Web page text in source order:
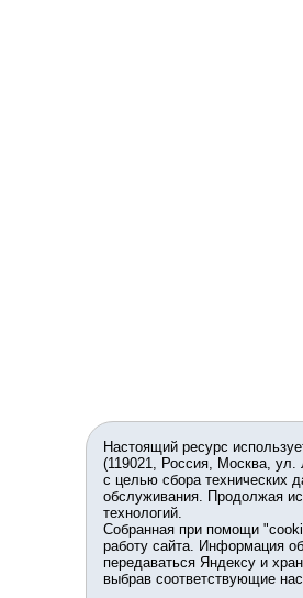
Настоящий ресурс
(119021, Россия, Москва,
с целью сбора технических
обслуживания. Продолжая
технологий.
Собранная при помощи
работу сайта. Информация
передаваться Яндексу и
выбрав соответствующие